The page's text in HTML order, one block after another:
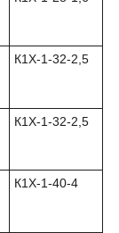
К1Х-1-32-2,5
К1Х-1-32-2,5
К1Х-1-40-4